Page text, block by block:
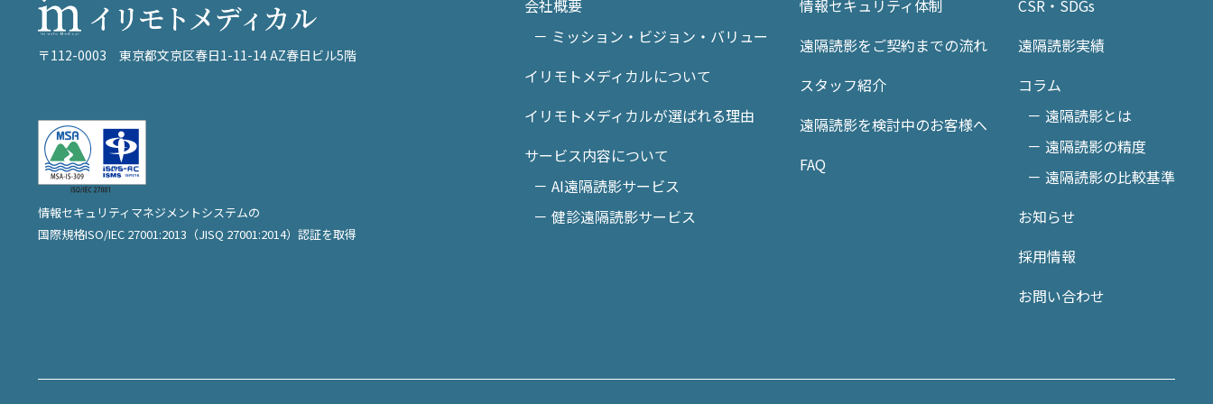
〒112-0003 東京都文京区春日1-11-14 AZ春日ビル5階
情報セキュリティマネジメントシステムの
国際規格ISO/IEC 27001:2013（JISQ 27001:2014） 認証を取得
会社概要
－ ミッション・ビジョン・バリュー
イリモトメディカルについて
イリモトメディカルが選ばれる理由
サービス内容について
－ AI遠隔読影サービス
－ 健診遠隔読影サービス
情報セキュリティ体制
遠隔読影をご契約までの流れ
スタッフ紹介
遠隔読影を検討中のお客様へ
FAQ
CSR・SDGs
遠隔読影実績
コラム
－ 遠隔読影とは
－ 遠隔読影の精度
－ 遠隔読影の比較基準
お知らせ
採用情報
お問い合わせ